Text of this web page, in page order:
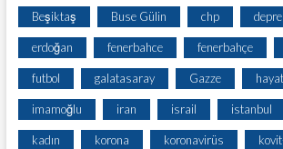
Beşiktaş Buse Gülin chp
erdoğan fenerbahce fenerbahçe
futbol galatasaray Gazze hayat
imamoğlu iran israil istanbul
kadın korona koronavirüs